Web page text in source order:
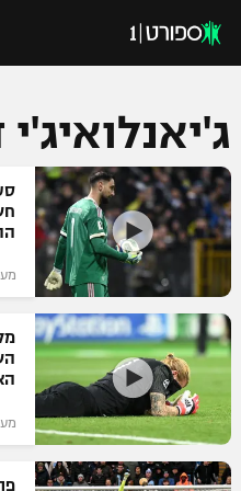
כדורגל ישראלי
ליגת העל
גביע הטוטו
ליגיונרים
גביע המדינה
כדורגל עולמי
ליגת האלופות
ליגה אירופית
ליגה אנגלית
כדורסל ישראלי
ליגת ווינר סל
ליגה לאומית
כדורסל עולמי
NBA